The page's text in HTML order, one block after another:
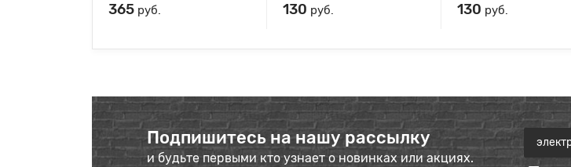
365 руб. 130 руб. 130 руб.
Подпишитесь на нашу рассылку
и будьте первыми кто узнает о новинках или акциях.